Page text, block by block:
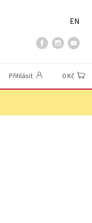
EN
Přihlásit 0 Kč